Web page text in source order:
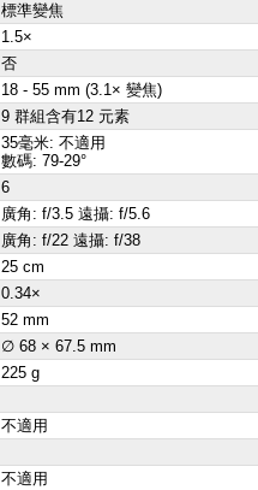
標準變焦
1.5×
否
18 - 55 mm (3.1× 變焦)
9 群組含有12 元素
35毫米: 不適用
數碼: 79-29°
6
廣角: f/3.5 遠攝: f/5.6
廣角: f/22 遠攝: f/38
25 cm
0.34×
52 mm
∅ 68 × 67.5 mm
225 g
不適用
不適用